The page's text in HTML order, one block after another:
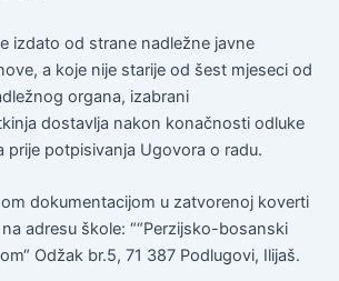
izdato od strane nadležne javne
a koje nije starije od šest mjeseci od
organa, izabrani
dostavlja nakon konačnosti odluke
prije potpisivanja Ugovora o radu.
dokumentacijom u zatvorenoj koverti
adresu škole: ““Perzijsko-bosanski
Odžak br.5, 71 387 Podlugovi, Ilijaš.